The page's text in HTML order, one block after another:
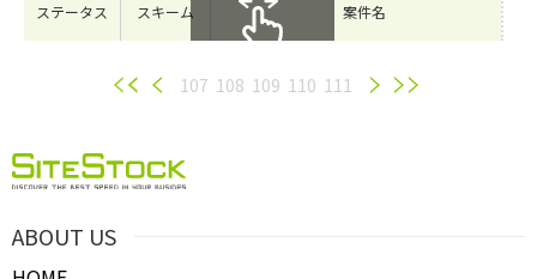
希望価格
月間売上
ステータス スキーム 案件名
107 108 109 110 111
ABOUT US